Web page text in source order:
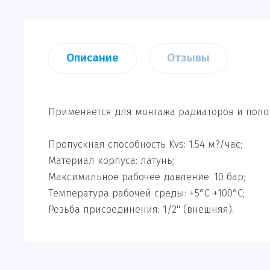
Описание Отзывы
Применяется для монтажа радиаторов и
Пропускная способность Kvs: 1.54 м?/час;
Материал корпуса: латунь;
Максимальное рабочее давление: 10 бар;
Температура рабочей среды: +5°C +100°C;
Резьба присоединения: 1/2" (внешняя).